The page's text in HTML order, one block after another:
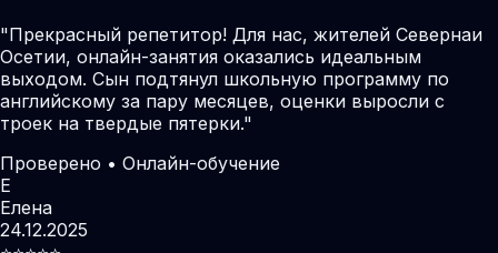
"Прекрасный репетитор! Для нас, жителей Севернаи
Осетии, онлайн-занятия оказались идеальным
выходом. Сын подтянул школьную программу по
английскому за пару месяцев, оценки выросли с
троек на твердые пятерки."
Проверено • Онлайн-обучение
Е
Елена
24.12.2025